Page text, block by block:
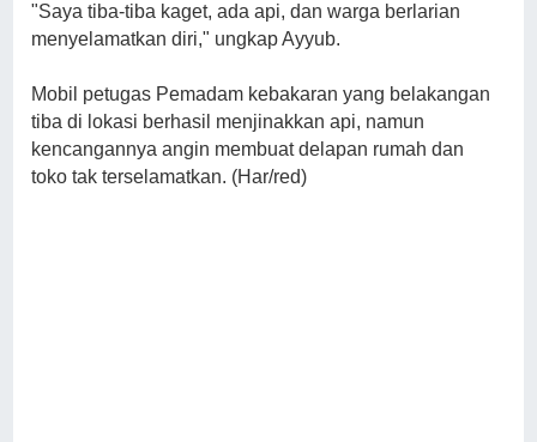
"Saya tiba-tiba kaget, ada api, dan warga berlarian
menyelamatkan diri," ungkap Ayyub.
Mobil petugas Pemadam kebakaran yang belakangan
tiba di lokasi berhasil menjinakkan api, namun
kencangannya angin membuat delapan rumah dan
toko tak terselamatkan. (Har/red)